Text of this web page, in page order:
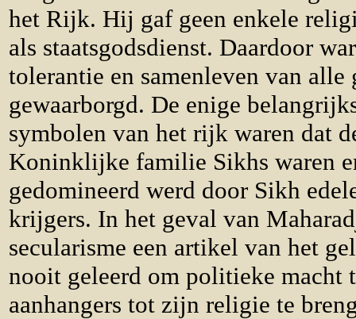
het Rijk. Hij gaf geen enkele
als staatsgodsdienst. Daardoor
tolerantie en samenleven van alle
gewaarborgd. De enige
symbolen van het rijk waren dat
Koninklijke familie Sikhs waren
gedomineerd werd door Sikh
krijgers. In het geval van
secularisme een artikel van het
nooit geleerd om politieke macht
aanhangers tot zijn religie te